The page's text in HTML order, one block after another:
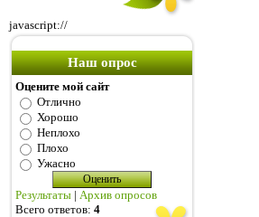
javascript://
Наш опрос
Оцените мой сайт
Отлично
Хорошо
Неплохо
Плохо
Ужасно
Результаты | Архив опросов
Всего ответов: 4